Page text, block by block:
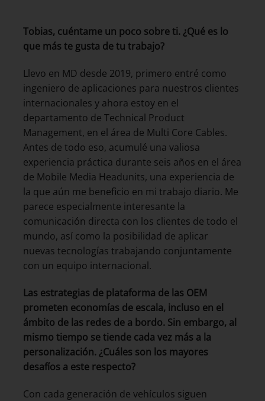
Tobias, cuéntame un poco sobre ti. ¿Qué es lo
que más te gusta de tu trabajo?
Llevo en MD desde 2019, primero entré como
ingeniero de aplicaciones para nuestros clientes
internacionales y ahora estoy en el
departamento de Technical Product
Management, en el área de Multi Core Cables.
Antes de todo eso, acumulé una valiosa
experiencia práctica durante seis años en el área
de Mobile Media Headunits, una experiencia de
la que aún me beneficio en mi trabajo diario. Me
parece especialmente interesante la
comunicación directa con los clientes de todo el
mundo, así como la posibilidad de aplicar
nuevas tecnologías trabajando conjuntamente
con un equipo internacional.
Las estrategias de plataforma de las OEM
prometen economías de escala, incluso en el
ámbito de las redes de a bordo. Sin embargo, al
mismo tiempo se tiende cada vez más a la
personalización. ¿Cuáles son los mayores
desafíos a este respecto?
Con cada generación de vehículos siguen